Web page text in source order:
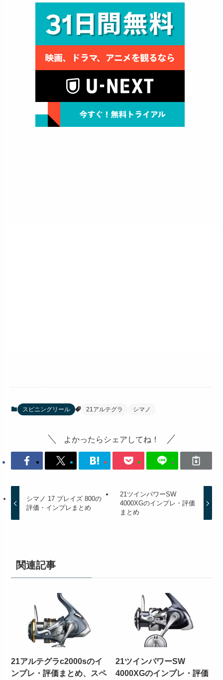
スピニングリール 21アルテグラ シマノ
よかったらシェアしてね！
シマノ 17 プレイズ 800の
評価・インプレまとめ
21ツインパワーSW
4000XGのインプレ・評価
まとめ
関連記事
21アルテグラc2000sのイ
ンプレ・評価まとめ、スペ
21ツインパワーSW
4000XGのインプレ・評価